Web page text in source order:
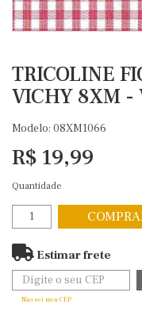
TRICOLINE
VICHY 8XM -
Modelo: 08XM1066
R$ 19,99
Quantidade
Estimar frete
Não sei meu CEP